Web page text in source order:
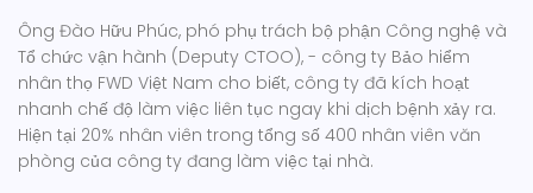
Ông Đào Hữu Phúc, phó phụ trách bộ phận Công nghệ và
Tổ chức vận hành (Deputy CTOO), - công ty Bảo hiểm
nhân thọ FWD Việt Nam cho biết, công ty đã kích hoạt
nhanh chế độ làm việc liên tục ngay khi dịch bệnh xảy ra.
Hiện tại 20% nhân viên trong tổng số 400 nhân viên văn
phòng của công ty đang làm việc tại nhà.